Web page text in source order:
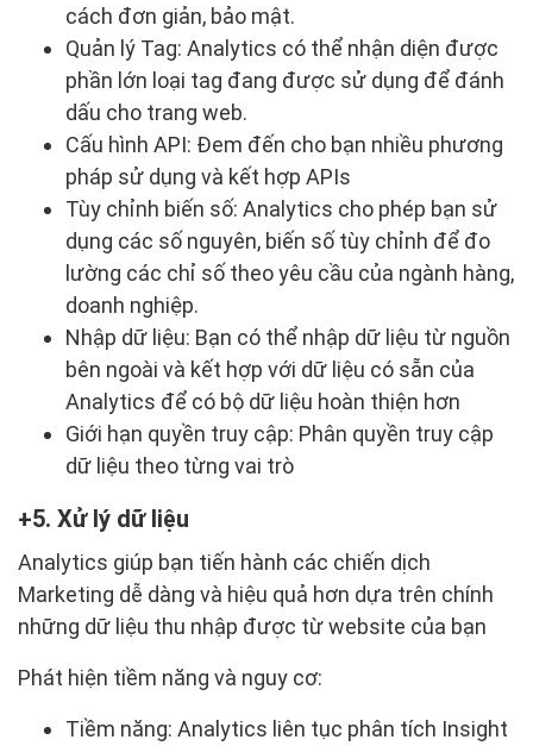
cách đơn giản, bảo mật.
Quản lý Tag: Analytics có thể nhận diện được
phần lớn loại tag đang được sử dụng để đánh
dấu cho trang web.
Cấu hình API: Đem đến cho bạn nhiều phương
pháp sử dụng và kết hợp APIs
Tùy chỉnh biến số: Analytics cho phép bạn sử
dụng các số nguyên, biến số tùy chỉnh để đo
lường các chỉ số theo yêu cầu của ngành hàng,
doanh nghiệp.
Nhập dữ liệu: Bạn có thể nhập dữ liệu từ nguồn
bên ngoài và kết hợp với dữ liệu có sẵn của
Analytics để có bộ dữ liệu hoàn thiện hơn
Giới hạn quyền truy cập: Phân quyền truy cập
dữ liệu theo từng vai trò
5. Xử lý dữ liệu
Analytics giúp bạn tiến hành các chiến dịch
Marketing dễ dàng và hiệu quả hơn dựa trên chính
những dữ liệu thu nhập được từ website của bạn
Phát hiện tiềm năng và nguy cơ:
Tiềm năng: Analytics liên tục phân tích Insight